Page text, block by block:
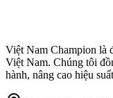
Việt Nam Champion là
Việt Nam. Chúng tôi
hành, nâng cao hiệu